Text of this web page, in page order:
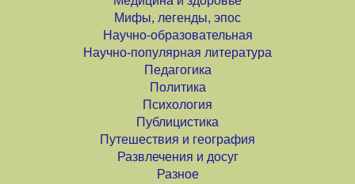
Мифы, легенды, эпос
Научно-образовательная
Научно-популярная литература
Педагогика
Политика
Психология
Публицистика
Путешествия и география
Развлечения и досуг
Разное